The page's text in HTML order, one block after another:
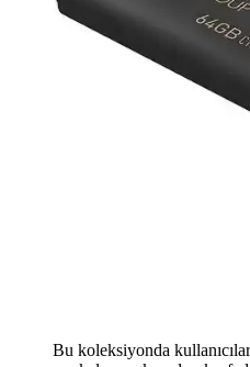
Bu koleksiyonda